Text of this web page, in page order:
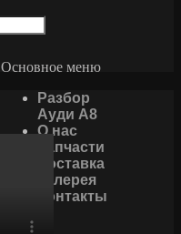
Основное меню
Разбор
Ауди А8
О нас
Запчасти
Доставка
Галерея
Контакты